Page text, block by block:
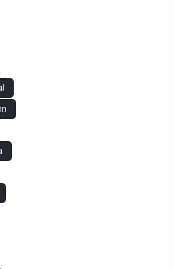
echipat si conectat
12000BTU (3 in cazul
camere)
modulare Gewiss
cu masca si oglinda
(doar in baia mica la apartamentele
dus (doar la 3 camere in baia mica)
marmura in bai, placi mari
cu folie perforata pentru incalzire in
in condensatie 24kw